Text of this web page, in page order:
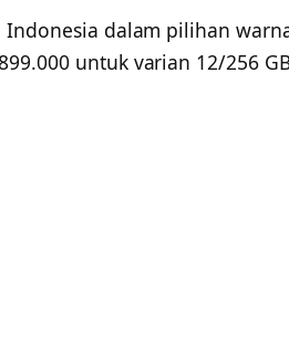
dalam pilihan
untuk varian 12/256